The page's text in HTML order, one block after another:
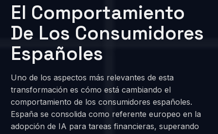
El Comportamiento
De Los Consumidores
Españoles
Uno de los aspectos más relevantes de esta
transformación es cómo está cambiando el
comportamiento de los consumidores españoles.
España se consolida como referente europeo en la
adopción de IA para tareas financieras, superando